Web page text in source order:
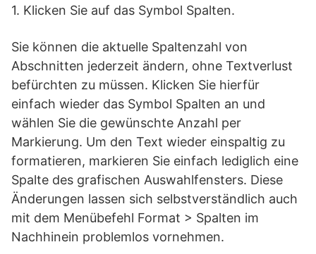
1. Klicken Sie auf das Symbol Spalten.
Sie können die aktuelle Spaltenzahl von
Abschnitten jederzeit ändern, ohne Textverlust
befürchten zu müssen. Klicken Sie hierfür
einfach wieder das Symbol Spalten an und
wählen Sie die gewünschte Anzahl per
Markierung. Um den Text wieder einspaltig zu
formatieren, markieren Sie einfach lediglich eine
Spalte des grafischen Auswahlfensters. Diese
Änderungen lassen sich selbstverständlich auch
mit dem Menübefehl Format > Spalten im
Nachhinein problemlos vornehmen.